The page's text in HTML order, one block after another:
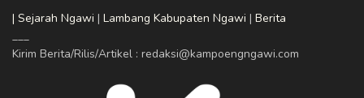
| Sejarah Ngawi | Lambang Kabupaten Ngawi | Berita
___
Kirim Berita/Rilis/Artikel : redaksi@kampoengngawi.com